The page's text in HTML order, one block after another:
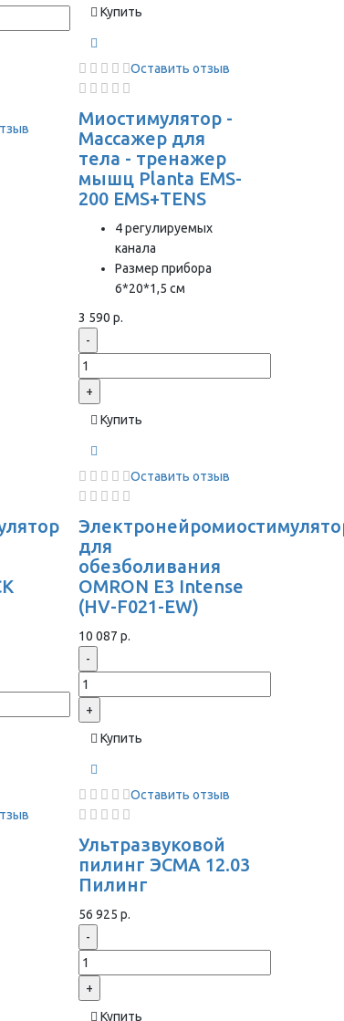
Купить
Оставить отзыв
Миостимулятор -
Массажер для
тела - тренажер
мышц Planta EMS-
200 EMS+TENS
4 регулируемых
канала
Размер прибора
6*20*1,5 см
3 590 р.
-
+
Купить
Оставить отзыв
для
обезболивания
OMRON Е3 Intense
(HV-F021-EW)
10 087 р.
-
+
Купить
Оставить отзыв
Ультразвуковой
пилинг ЭСМА 12.03
Пилинг
56 925 р.
-
+
Купить